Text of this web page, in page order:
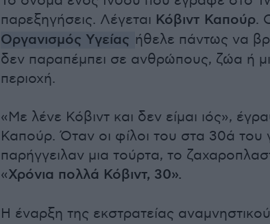
παρεξηγήσεις. Λέγεται Κόβιντ Καπούρ.
Οργανισμός Υγείας ήθελε πάντως να
δεν παραπέμπει σε ανθρώπους, ζώα ή
περιοχή.
«Με λένε Κόβιντ και δεν είμαι ιός»,
Καπούρ. Όταν οι φίλοι του στα 30ά του
παρήγγειλαν μια τούρτα, το
«Χρόνια πολλά Κόβιντ, 30».
Η έναρξη της εκστρατείας